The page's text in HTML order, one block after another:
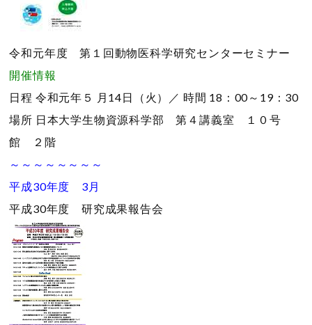
令和元年度 第１回動物医科学研究センターセミナー
開催情報
日程 令和元年５ 月14日（火）／ 時間 18：00～19：30
場所 日本大学生物資源科学部 第４講義室 １０号
館 ２階
～～～～～～～～
平成30年度 3月
平成30年度 研究成果報告会